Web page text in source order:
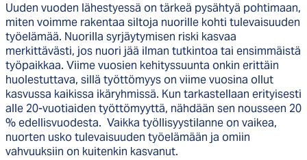
Uuden vuoden lähestyessä on tärkeä pysähtyä pohtimaan,
miten voimme rakentaa siltoja nuorille kohti tulevaisuuden
työelämää. Nuorilla syrjäytymisen riski kasvaa
merkittävästi, jos nuori jää ilman tutkintoa tai ensimmäistä
työpaikkaa. Viime vuosien kehityssuunta onkin erittäin
huolestuttava, sillä työttömyys on viime vuosina ollut
kasvussa kaikissa ikäryhmissä. Kun tarkastellaan erityisesti
alle 20-vuotiaiden työttömyyttä, nähdään sen nousseen 20
% edellisvuodesta. Vaikka työllisyystilanne on vaikea,
nuorten usko tulevaisuuden työelämään ja omiin
vahvuuksiin on kuitenkin kasvanut.